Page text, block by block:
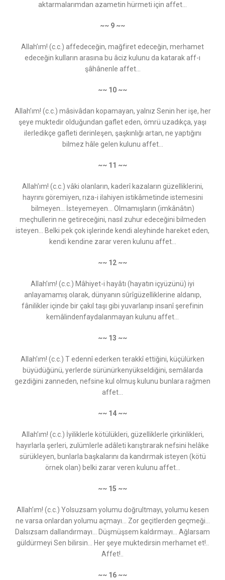
aktarmalarımdan azametin hürmeti için affet...
~~ 9 ~~
Allah’ım! (c.c.) affedeceğin, mağfiret edeceğin, merhamet
edeceğin kulların arasına bu âciz kulunu da katarak aff-ı
şâhânenle affet...
~~ 10 ~~
Allah’ım! (c.c.) mâsivâdan kopamayan, yalnız Senin her işe, her
şeye muktedir olduğundan gaflet eden, ömrü uzadıkça, yaşı
ilerledikçe gafleti derinleşen, şaşkınlığı artan, ne yaptığını
bilmez hâle gelen kulunu affet...
~~ 11 ~~
Allah’ım! (c.c.) vâki olanların, kaderî kazaların güzelliklerini,
hayrını göremiyen, rıza-i ilahiyen istikâmetinde istemesini
bilmeyen… İsteyemeyen... Olmamışların (imkânâtın)
meçhullerin ne getireceğini, nasıl zuhur edeceğini bilmeden
isteyen... Belki pek çok işlerinde kendi aleyhinde hareket eden,
kendi kendine zarar veren kulunu affet...
~~ 12 ~~
Allah’ım! (c.c.) Mâhiyet-i hayâtı (hayatın içyüzünü) iyi
anlayamamış olarak, dünyanın sûrîgüzelliklerine aldanıp,
fânilikler içinde bir çakıl taşı gibi yuvarlanıp insanî şerefinin
kemâlindenfaydalanmayan kulunu affet...
~~ 13 ~~
Allah’ım! (c.c.) T edennî ederken terakkî ettiğini, küçülürken
büyüdüğünü, yerlerde sürünürkenyükseldiğini, semâlarda
gezdiğini zanneden, nefsine kul olmuş kulunu bunlara rağmen
affet...
~~ 14 ~~
Allah’ım! (c.c.) İyiliklerle kötülükleri, güzelliklerle çirkinlikleri,
hayırlarla şerleri, zulümlerle adâleti karıştırarak nefsini helâke
sürükleyen, bunlarla başkalarını da kandırmak isteyen (kötü
örnek olan) belki zarar veren kulunu affet...
~~ 15 ~~
Allah’ım! (c.c.) Yolsuzsam yolumu doğrultmayı, yolumu kesen
ne varsa onlardan yolumu açmayı... Zor geçitlerden geçmeği…
Dalsızsam dallandırmayı… Düşmüşsem kaldırmayı… Ağlarsam
güldürmeyi Sen bilirsin… Her şeye muktedirsin merhamet et!..
Affet!..
~~ 16 ~~